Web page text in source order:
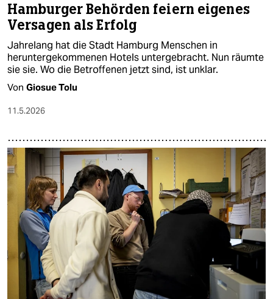
Hamburger Behörden feiern eigenes
Versagen als Erfolg
Jahrelang hat die Stadt Hamburg Menschen in
heruntergekommenen Hotels untergebracht. Nun räumte
sie sie. Wo die Betroffenen jetzt sind, ist unklar.
Von Giosue Tolu
11.5.2026